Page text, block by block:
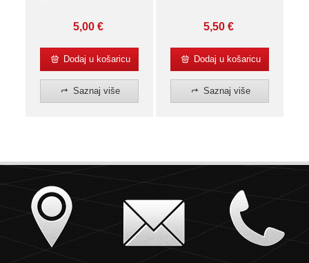
5,00 €
Dodaj u košaricu
Saznaj više
5,50 €
Dodaj u košaricu
Saznaj više